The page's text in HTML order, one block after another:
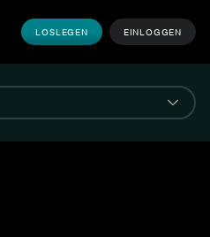
LOSLEGEN EINLOGGEN